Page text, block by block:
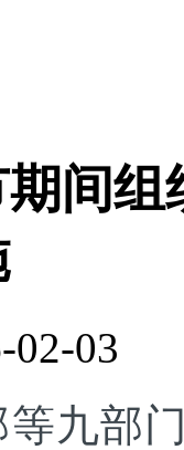
间
02-03
九部